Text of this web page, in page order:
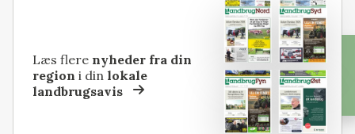
Læs flere nyheder fra din
region i dinlokale
landbrugsavis